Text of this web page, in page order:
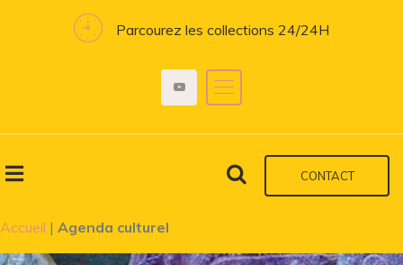
Parcourez les collections 24/24H
CONTACT
Accueil | Agenda culturel